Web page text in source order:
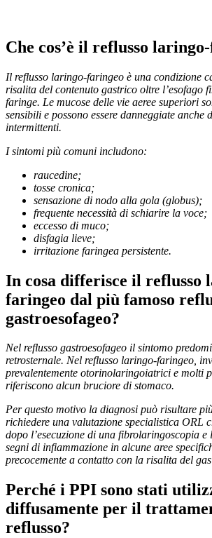
Che cos’è il reflusso
Il reflusso laringo-faringeo è una condizione
risalita del contenuto gastrico oltre l’esofago
faringe. Le mucose delle vie aeree superiori
sensibili e possono essere danneggiate anche
intermittenti.
I sintomi più comuni includono:
raucedine;
tosse cronica;
sensazione di nodo alla gola (globus);
frequente necessità di schiarire la voce;
eccesso di muco;
disfagia lieve;
irritazione faringea persistente.
In cosa differisce il reflusso
faringeo dal più famoso
gastroesofageo?
Nel reflusso gastroesofageo il sintomo
retrosternale. Nel reflusso laringo-faringeo,
prevalentemente otorinolaringoiatrici e molti
riferiscono alcun bruciore di stomaco.
Per questo motivo la diagnosi può risultare
richiedere una valutazione specialistica ORL
dopo l’esecuzione di una fibrolaringoscopia e
segni di infiammazione in alcune aree
precocemente a contatto con la risalita del
Perché i PPI sono stati
diffusamente per il
reflusso?